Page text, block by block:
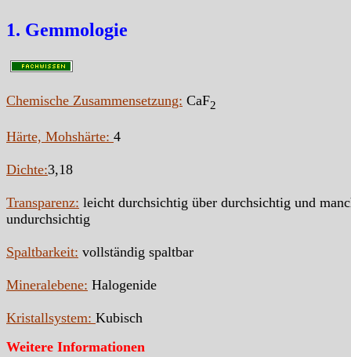
1. Gemmologie
Chemische Zusammensetzung: CaF2
Härte, Mohshärte: 4
Dichte:3,18
Transparenz: leicht durchsichtig über durchsichtig und
undurchsichtig
Spaltbarkeit: vollständig spaltbar
Mineralebene: Halogenide
Kristallsystem: Kubisch
Weitere Informationen